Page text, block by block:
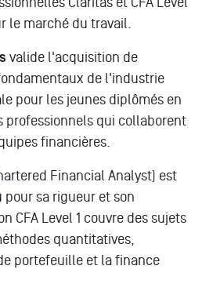
le marché du travail.
valide l'acquisition de
de l'industrie
pour les jeunes diplômés en
professionnels qui collaborent
financières.
Financial Analyst) est
sa rigueur et son
CFA Level 1 couvre des sujets
quantitatives,
portefeuille et la finance